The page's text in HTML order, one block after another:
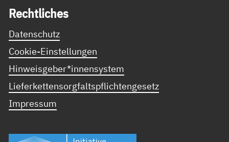
Recht­li­ches
Datenschutz
Cookie-Einstellungen
Hinweisgeber*innensystem
Lieferkettensorgfaltspflichtengesetz
Impressum